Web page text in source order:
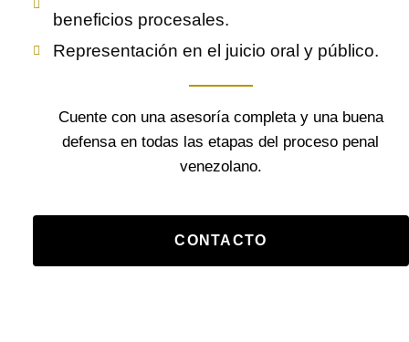
beneficios procesales.
Representación en el juicio oral y público.
Cuente con una asesoría completa y una buena
defensa en todas las etapas del proceso penal
venezolano.
CONTACTO